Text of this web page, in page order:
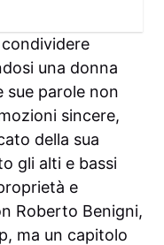
una donna
sue parole non
sincere,
della sua
gli alti e bassi
e
Roberto Benigni,
ma un capitolo